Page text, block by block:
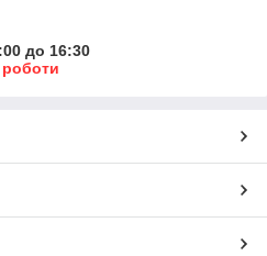
до 16:30
роботи